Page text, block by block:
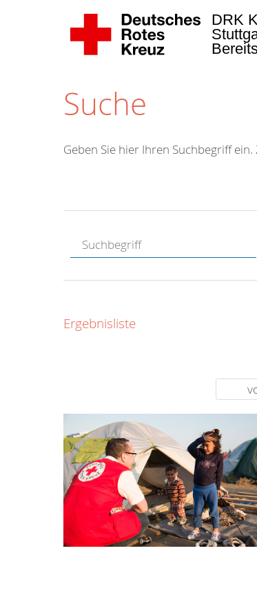
DRK
Suche
Geben Sie hier Ihren Suchbegriff
Ergebnisliste